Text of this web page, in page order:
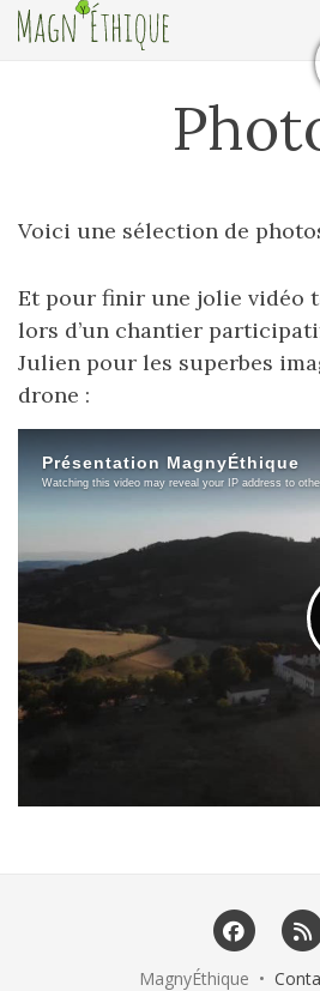
Voici une sélection de
Et pour finir une jolie vidéo
lors d’un chantier
Julien pour les superbes
drone :
MagnyÉthique •